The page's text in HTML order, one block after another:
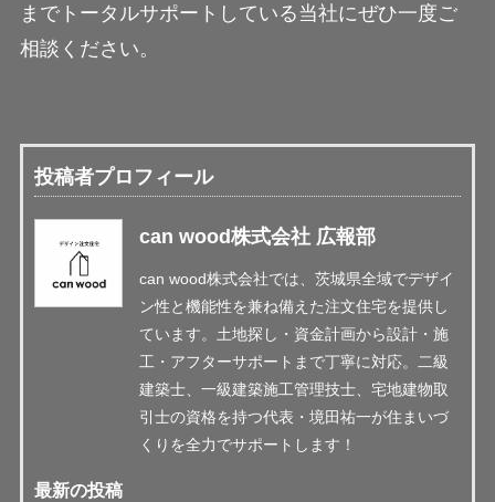
までトータルサポートしている当社にぜひ一度ご
相談ください。
投稿者プロフィール
can wood株式会社 広報部
can wood株式会社では、茨城県全域でデザイ
ン性と機能性を兼ね備えた注文住宅を提供し
ています。土地探し・資金計画から設計・施
工・アフターサポートまで丁寧に対応。二級
建築士、一級建築施工管理技士、宅地建物取
引士の資格を持つ代表・境田祐一が住まいづ
くりを全力でサポートします！
最新の投稿